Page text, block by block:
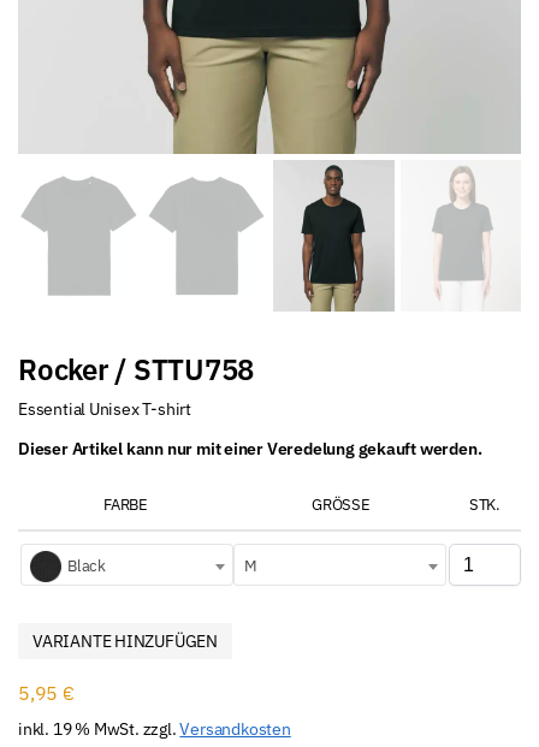
Rocker / STTU758
Essential Unisex T-shirt
Dieser Artikel kann nur mit einer Veredelung gekauft werden.
FARBE GRÖSSE STK.
Black M
VARIANTE HINZUFÜGEN
5,95 €
inkl. 19 % MwSt. zzgl.Versandkosten